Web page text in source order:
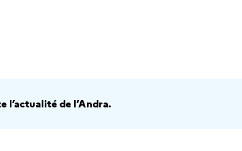
l’actualité de l’Andra.